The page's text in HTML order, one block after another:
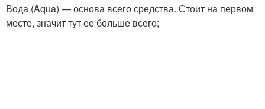
Вода (Aqua) — основа всего средства. Стоит на первом
месте, значит тут ее больше всего;